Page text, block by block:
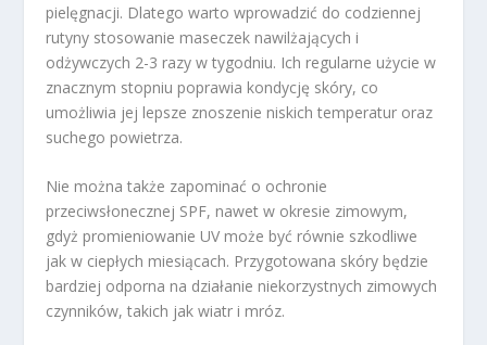
pielęgnacji. Dlatego warto wprowadzić do codziennej
rutyny stosowanie maseczek nawilżających i
odżywczych 2-3 razy w tygodniu. Ich regularne użycie w
znacznym stopniu poprawia kondycję skóry, co
umożliwia jej lepsze znoszenie niskich temperatur oraz
suchego powietrza.
Nie można także zapominać o ochronie
przeciwsłonecznej SPF, nawet w okresie zimowym,
gdyż promieniowanie UV może być równie szkodliwe
jak w ciepłych miesiącach. Przygotowana skóry będzie
bardziej odporna na działanie niekorzystnych zimowych
czynników, takich jak wiatr i mróz.